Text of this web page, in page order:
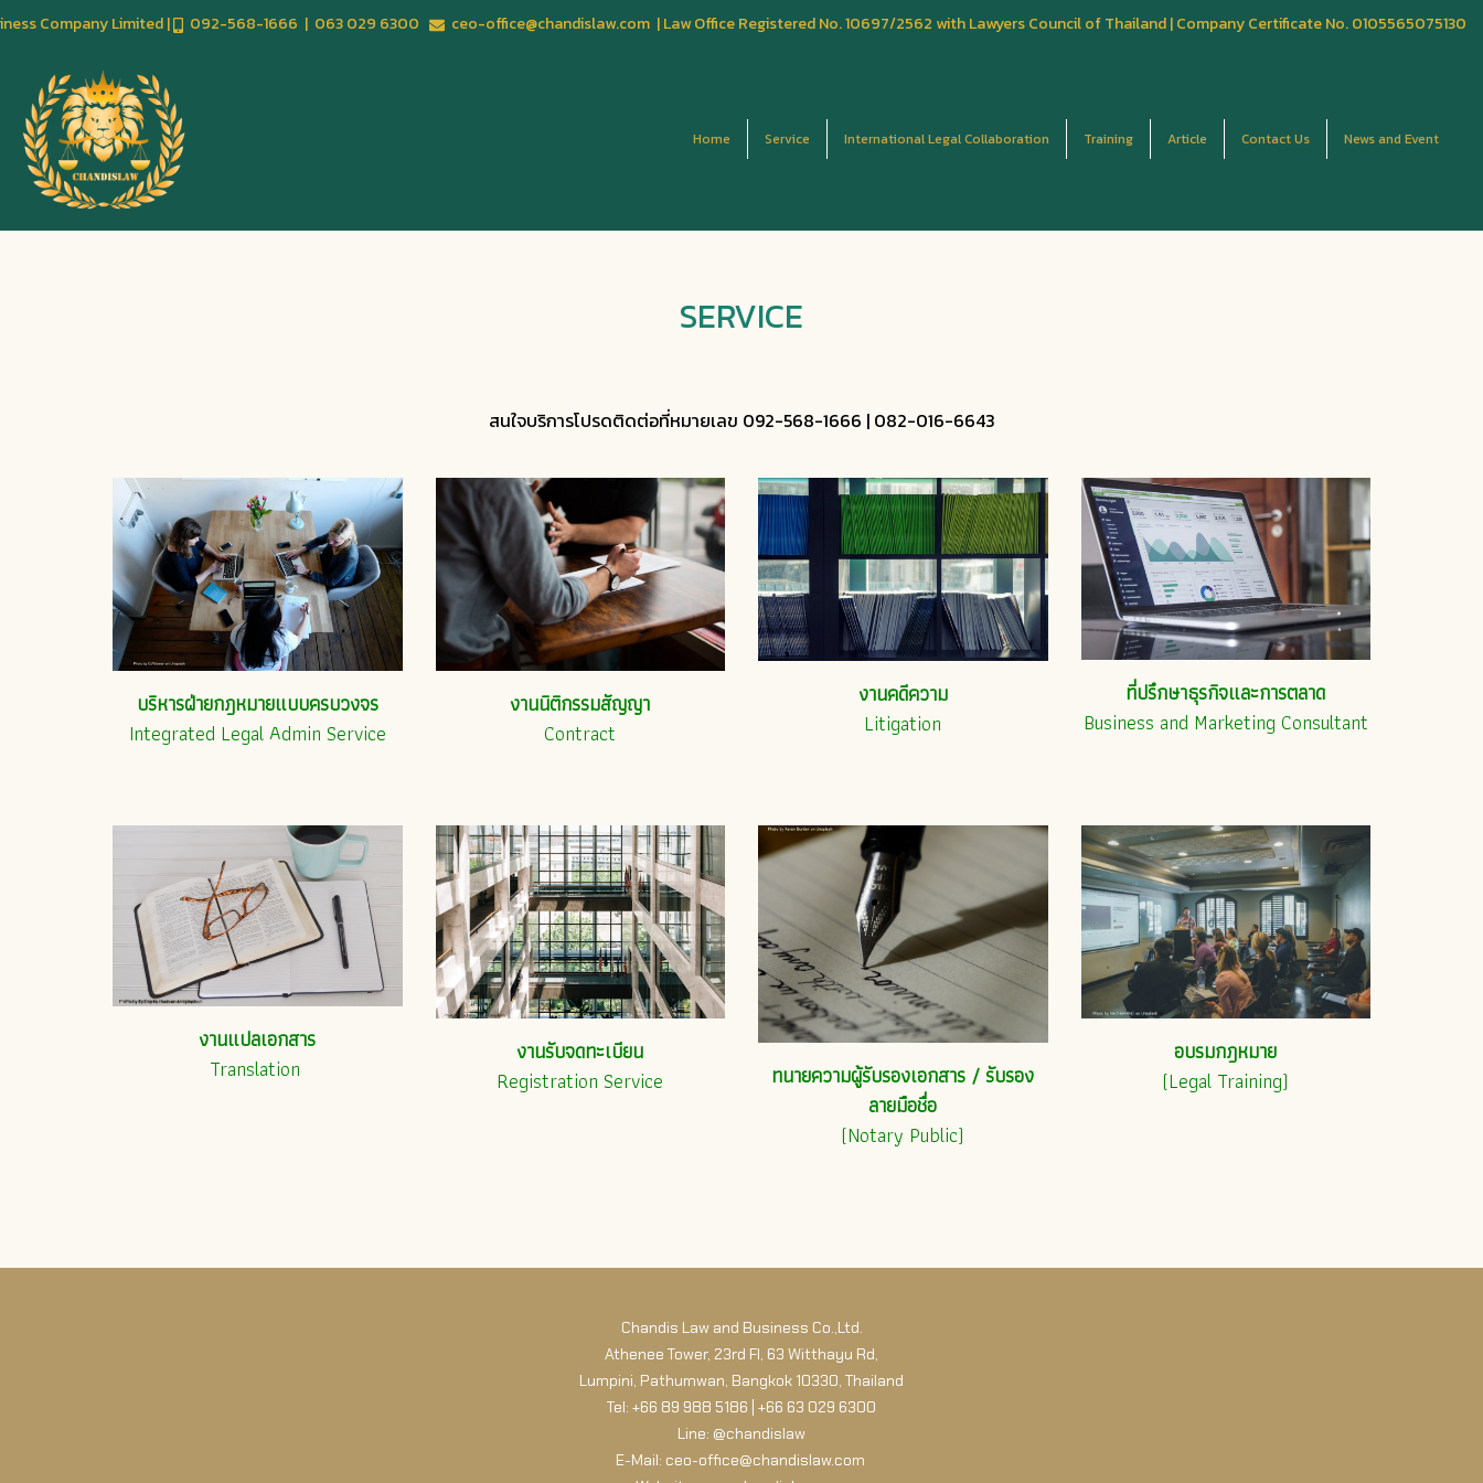
Company Limited | 092-568-1666 | 063 029 6300 ceo-office@chandislaw.com | Law Office Registered No. 10697/2562 with Lawyers Council of Thailand | Company Certificate No. 0105565075130
Home Service International Legal Collaboration Training Article Contact Us News and Event
SERVICE
สนใจบริการโปรดติดต่อที่หมายเลข 092-568-1666 | 082-016-6643
บริหารฝ่ายกฎหมายแบบครบวงจร
Integrated Legal Admin Service
งานนิติกรรมสัญญา
Contract
งานคดีความ
Litigation
ที่ปรึกษาธุรกิจและการตลาด
Business and Marketing Consultant
งานแปลเอกสาร
Translation
งานรับจดทะเบียน
Registration Service
ทนายความผู้รับรองเอกสาร / รับรอง
ลายมือชื่อ
(Notary Public)
อบรมกฎหมาย
(Legal Training)
Chandis Law and Business Co.,Ltd.
Athenee Tower, 23rd Fl, 63 Witthayu Rd,
Lumpini, Pathumwan, Bangkok 10330, Thailand
Tel: +66 89 988 5186 | +66 63 029 6300
Line: @chandislaw
E-Mail: ceo-office@chandislaw.com